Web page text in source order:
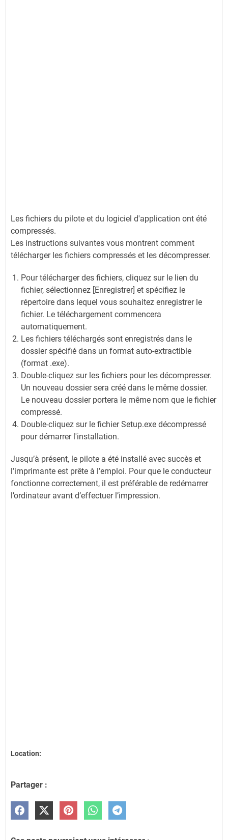
Les fichiers du pilote et du logiciel d'application ont été
compressés.
Les instructions suivantes vous montrent comment
télécharger les fichiers compressés et les décompresser.
Pour télécharger des fichiers, cliquez sur le lien du
fichier, sélectionnez [Enregistrer] et spécifiez le
répertoire dans lequel vous souhaitez enregistrer le
fichier. Le téléchargement commencera
automatiquement.
Les fichiers téléchargés sont enregistrés dans le
dossier spécifié dans un format auto-extractible
(format .exe).
Double-cliquez sur les fichiers pour les décompresser.
Un nouveau dossier sera créé dans le même dossier.
Le nouveau dossier portera le même nom que le fichier
compressé.
Double-cliquez sur le fichier Setup.exe décompressé
pour démarrer l'installation.
Jusqu’à présent, le pilote a été installé avec succès et
l’imprimante est prête à l’emploi. Pour que le conducteur
fonctionne correctement, il est préférable de redémarrer
l’ordinateur avant d’effectuer l’impression.
Location:
Partager :